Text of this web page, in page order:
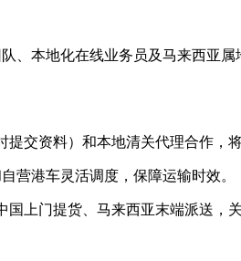
、本地化在线业务员及马来西亚
提交资料）和本地清关代理合作，
营港车灵活调度，保障运输时效。
国上门提货、马来西亚末端派送，